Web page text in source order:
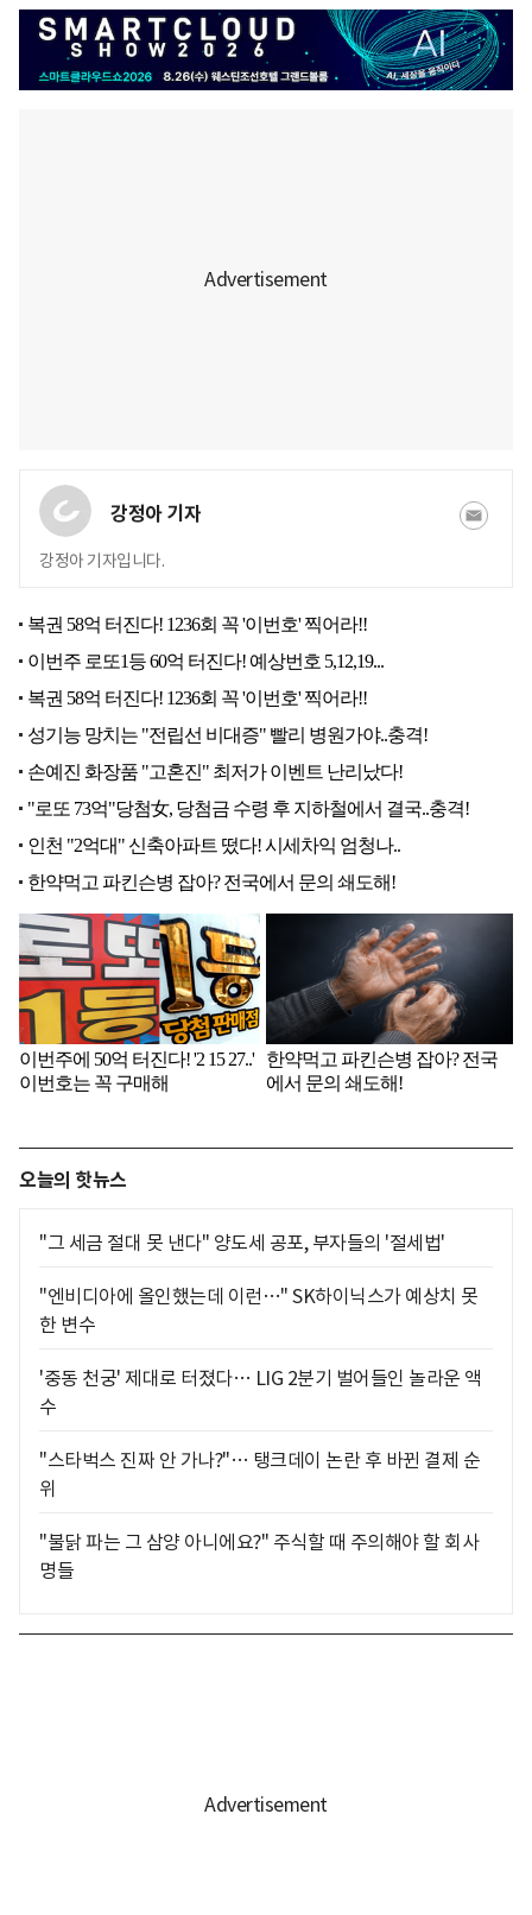
강정아 기자
강정아 기자입니다.
오늘의 핫뉴스
"그 세금 절대 못 낸다" 양도세 공포, 부자들의 '절세법'
"엔비디아에 올인했는데 이런…" SK하이닉스가 예상치 못
한 변수
'중동 천궁' 제대로 터졌다… LIG 2분기 벌어들인 놀라운 액
수
"스타벅스 진짜 안 가나?"… 탱크데이 논란 후 바뀐 결제 순
위
"불닭 파는 그 삼양 아니에요?" 주식할 때 주의해야 할 회사
명들